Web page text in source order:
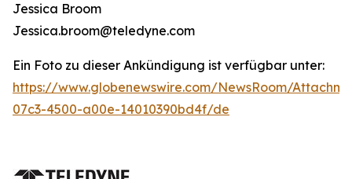
Jessica Broom
Jessica.broom@teledyne.com
Ein Foto zu dieser Ankündigung ist verfügbar unter:
https://www.globenewswire.com/NewsRoom/
07c3-4500-a00e-14010390bd4f/de